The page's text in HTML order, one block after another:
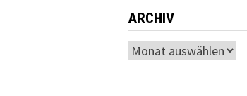
ARCHIV
Archiv